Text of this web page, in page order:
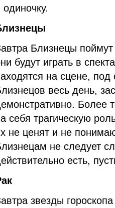
одиночку.
Близнецы
будут играть в
на сцене,
весь день,
Более
себя трагическую
не ценят и не
не следует
есть,
звезды